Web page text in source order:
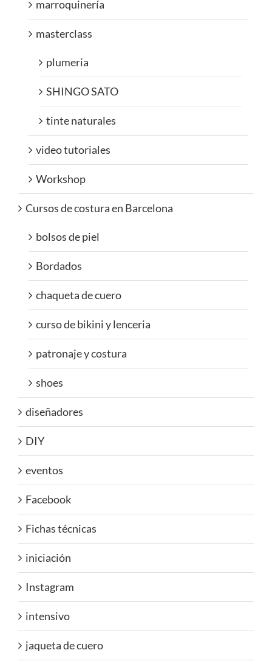
marroquinería
masterclass
plumeria
SHINGO SATO
tinte naturales
video tutoriales
Workshop
Cursos de costura en Barcelona
bolsos de piel
Bordados
chaqueta de cuero
curso de bikini y lenceria
patronaje y costura
shoes
diseñadores
DIY
eventos
Facebook
Fichas técnicas
iniciación
Instagram
intensivo
jaqueta de cuero